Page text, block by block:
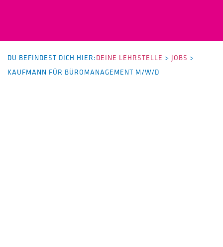
DU BEFINDEST DICH HIER:DEINE LEHRSTELLE > JOBS >
KAUFMANN FÜR BÜROMANAGEMENT M/W/D